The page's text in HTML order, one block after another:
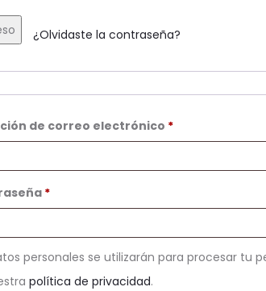
¿Olvidaste la contraseña?
de correo electrónico *Obligatorio
*Obligatorio
personales se utilizarán para procesar tu
política de privacidad.